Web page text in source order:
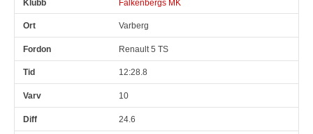
Falkenbergs MK
Varberg
Renault 5 TS
12:28.8
10
24.6